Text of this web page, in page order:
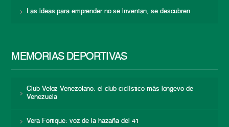
Las ideas para emprender no se inventan, se descubren
MEMORIAS DEPORTIVAS
Club Veloz Venezolano: el club ciclístico más longevo de
Venezuela
Vera Fortique: voz de la hazaña del 41